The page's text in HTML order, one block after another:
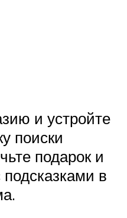
и устройте
поиски
подарок и
подсказками в